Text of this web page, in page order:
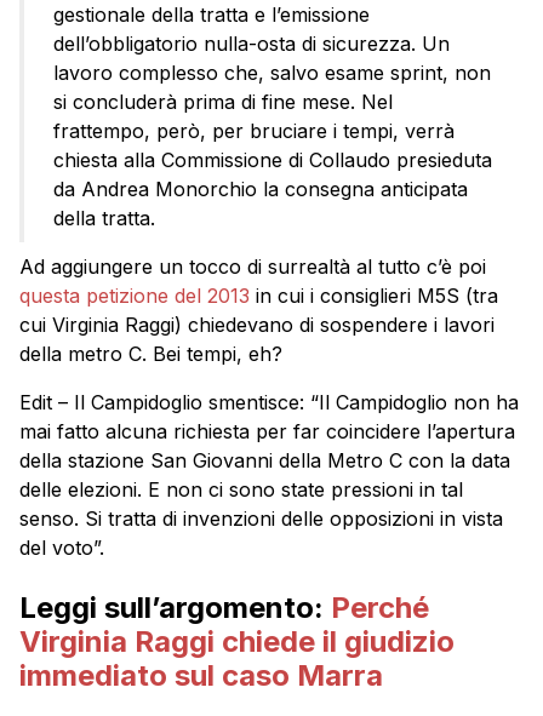
gestionale della tratta e l’emissione
dell’obbligatorio nulla-osta di sicurezza. Un
lavoro complesso che, salvo esame sprint, non
si concluderà prima di fine mese. Nel
frattempo, però, per bruciare i tempi, verrà
chiesta alla Commissione di Collaudo presieduta
da Andrea Monorchio la consegna anticipata
della tratta.
Ad aggiungere un tocco di surrealtà al tutto c’è poi
questa petizione del 2013 in cui i consiglieri M5S (tra
cui Virginia Raggi) chiedevano di sospendere i lavori
della metro C. Bei tempi, eh?
Edit – Il Campidoglio smentisce: “Il Campidoglio non ha
mai fatto alcuna richiesta per far coincidere l’apertura
della stazione San Giovanni della Metro C con la data
delle elezioni. E non ci sono state pressioni in tal
senso. Si tratta di invenzioni delle opposizioni in vista
del voto”.
Leggi sull’argomento: Perché
Virginia Raggi chiede il giudizio
immediato sul caso Marra